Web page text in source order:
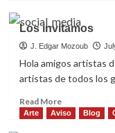
“Hasta
La
Muerte”
se
estrena
Nueva
York
Los invitamos
J. Edgar Mozoub
Hola amigos artistas
artistas de todos los
Read MoreRead
more
Arte Aviso Blog